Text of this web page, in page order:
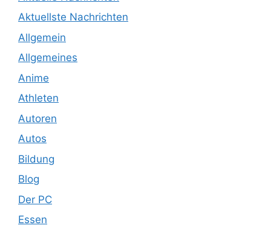
Aktuellste Nachrichten
Allgemein
Allgemeines
Anime
Athleten
Autoren
Autos
Bildung
Blog
Der PC
Essen